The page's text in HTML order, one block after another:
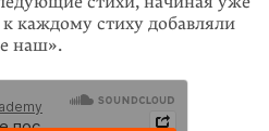
каждому стиху добавляли
наш».